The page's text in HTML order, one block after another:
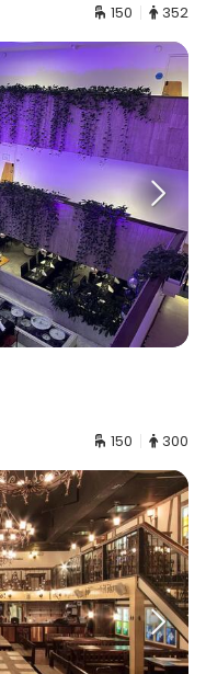
150 352
150 300